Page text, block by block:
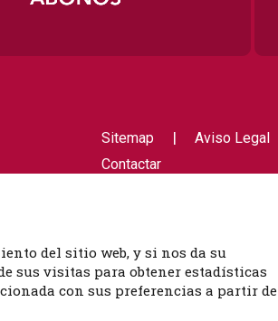
Sitemap | Aviso Legal
Contactar
del sitio web, y si nos da su
sus visitas para obtener estadísticas
con sus preferencias a partir de